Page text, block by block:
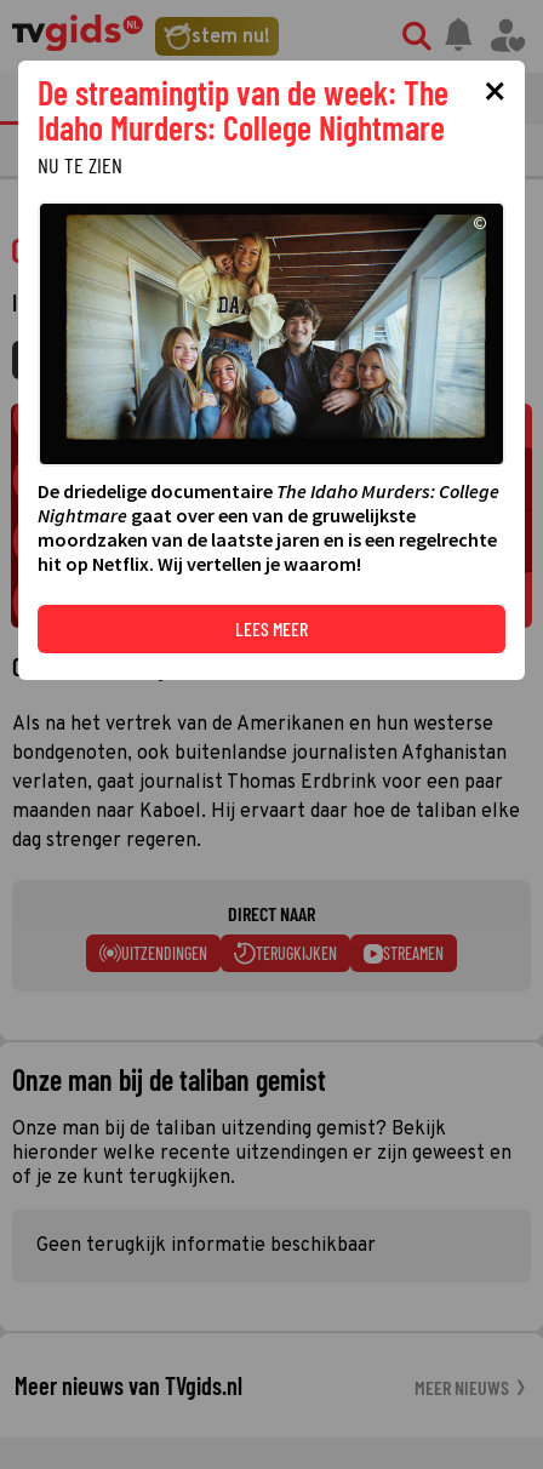
stem nu!
tvgids streaming nieuws
PRIMETIME GEMIST
Onze man bij de taliban
INFORMATIEF ·
MIJNGIDS AGENDA DELEN
Over Onze man bij de taliban
Als na het vertrek van de Amerikanen en hun westerse
bondgenoten, ook buitenlandse journalisten Afghanistan
verlaten, gaat journalist Thomas Erdbrink voor een paar
maanden naar Kaboel. Hij ervaart daar hoe de taliban elke
dag strenger regeren.
DIRECT NAAR
UITZENDINGEN TERUGKIJKEN STREAMEN
Onze man bij de taliban gemist
Onze man bij de taliban uitzending gemist? Bekijk
hieronder welke recente uitzendingen er zijn geweest en
of je ze kunt terugkijken.
Geen terugkijk informatie beschikbaar
Meer nieuws van TVgids.nl MEER NIEUWS
×
De streamingtip van de week: The
Idaho Murders: College Nightmare
NU TE ZIEN
©
De driedelige documentaire The Idaho Murders: College
Nightmare gaat over een van de gruwelijkste
moordzaken van de laatste jaren en is een regelrechte
hit op Netflix. Wij vertellen je waarom!
LEES MEER